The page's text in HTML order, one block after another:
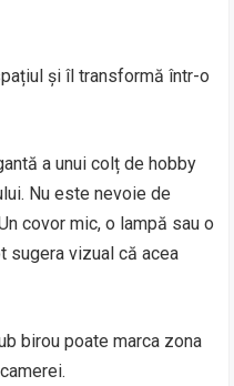
și îl transformă într-o
a unui colț de hobby
Nu este nevoie de
covor mic, o lampă sau o
sugera vizual că acea
birou poate marca zona